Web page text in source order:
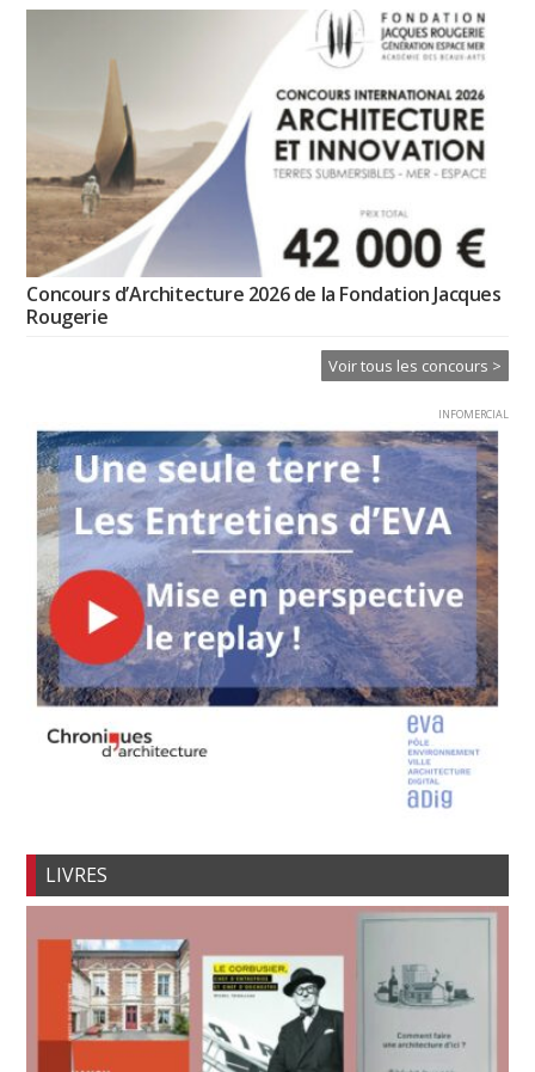
Concours d’Architecture 2026 de la Fondation Jacques
Rougerie
Voir tous les concours >
INFOMERCIAL
LIVRES